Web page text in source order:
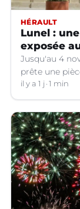
HÉRAULT
Lunel :
exposée
Jusqu'au 4
prête une
Villeneuve-
il y a 1 j 1 min